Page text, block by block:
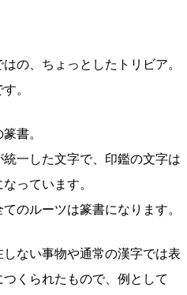
の、ちょっとしたトリビア。
。
書。
一した文字で、印鑑の文字は
っています。
のルーツは篆書になります。
ない事物や通常の漢字では表
くられたもので、例として